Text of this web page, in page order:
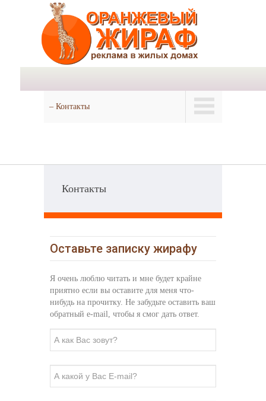
– Контакты
Контакты
Оставьте записку жирафу
Я очень люблю читать и мне будет крайне
приятно если вы оставите для меня что-
нибудь на прочитку. Не забудьте оставить ваш
обратный e-mail, чтобы я смог дать ответ.